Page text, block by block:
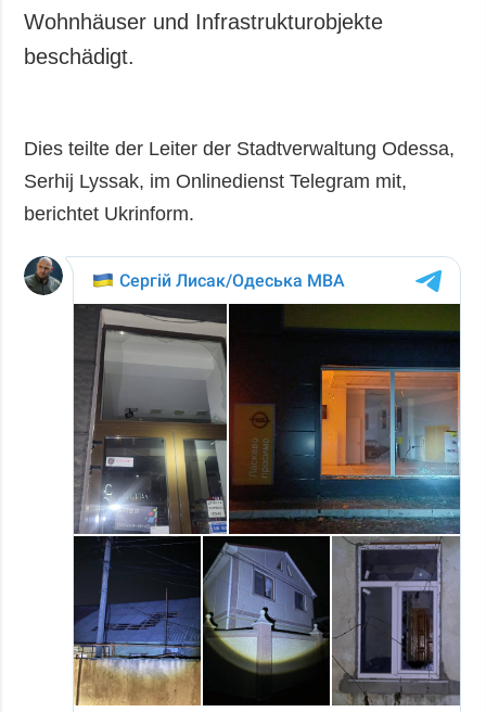
Wohnhäuser und Infrastrukturobjekte
beschädigt.
Dies teilte der Leiter der Stadtverwaltung Odessa,
Serhij Lyssak, im Onlinedienst Telegram mit,
berichtet Ukrinform.